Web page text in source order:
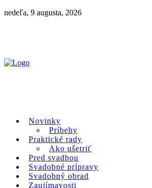
nedeľa, 9 augusta, 2026
Novinky
Príbehy
Praktické rady
Ako ušetriť
Pred svadbou
Svadobné prípravy
Svadobný obrad
Zaujímavosti